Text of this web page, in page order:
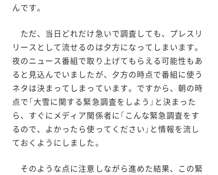
んです。
ただ、当日どれだけ急いで調査しても、プレスリ
リースとして流せるのは夕方になってしまいます。
夜のニュース番組で取り上げてもらえる可能性もあ
ると見込んでいましたが、夕方の時点で番組に使う
ネタは決まってしまっています。ですから、朝の時
点で「大雪に関する緊急調査をしよう」と決まった
ら、すぐにメディア関係者に「こんな緊急調査をす
るので、よかったら使ってください」と情報を流し
ておくようにしました。
そのような点に注意しながら進めた結果、この緊